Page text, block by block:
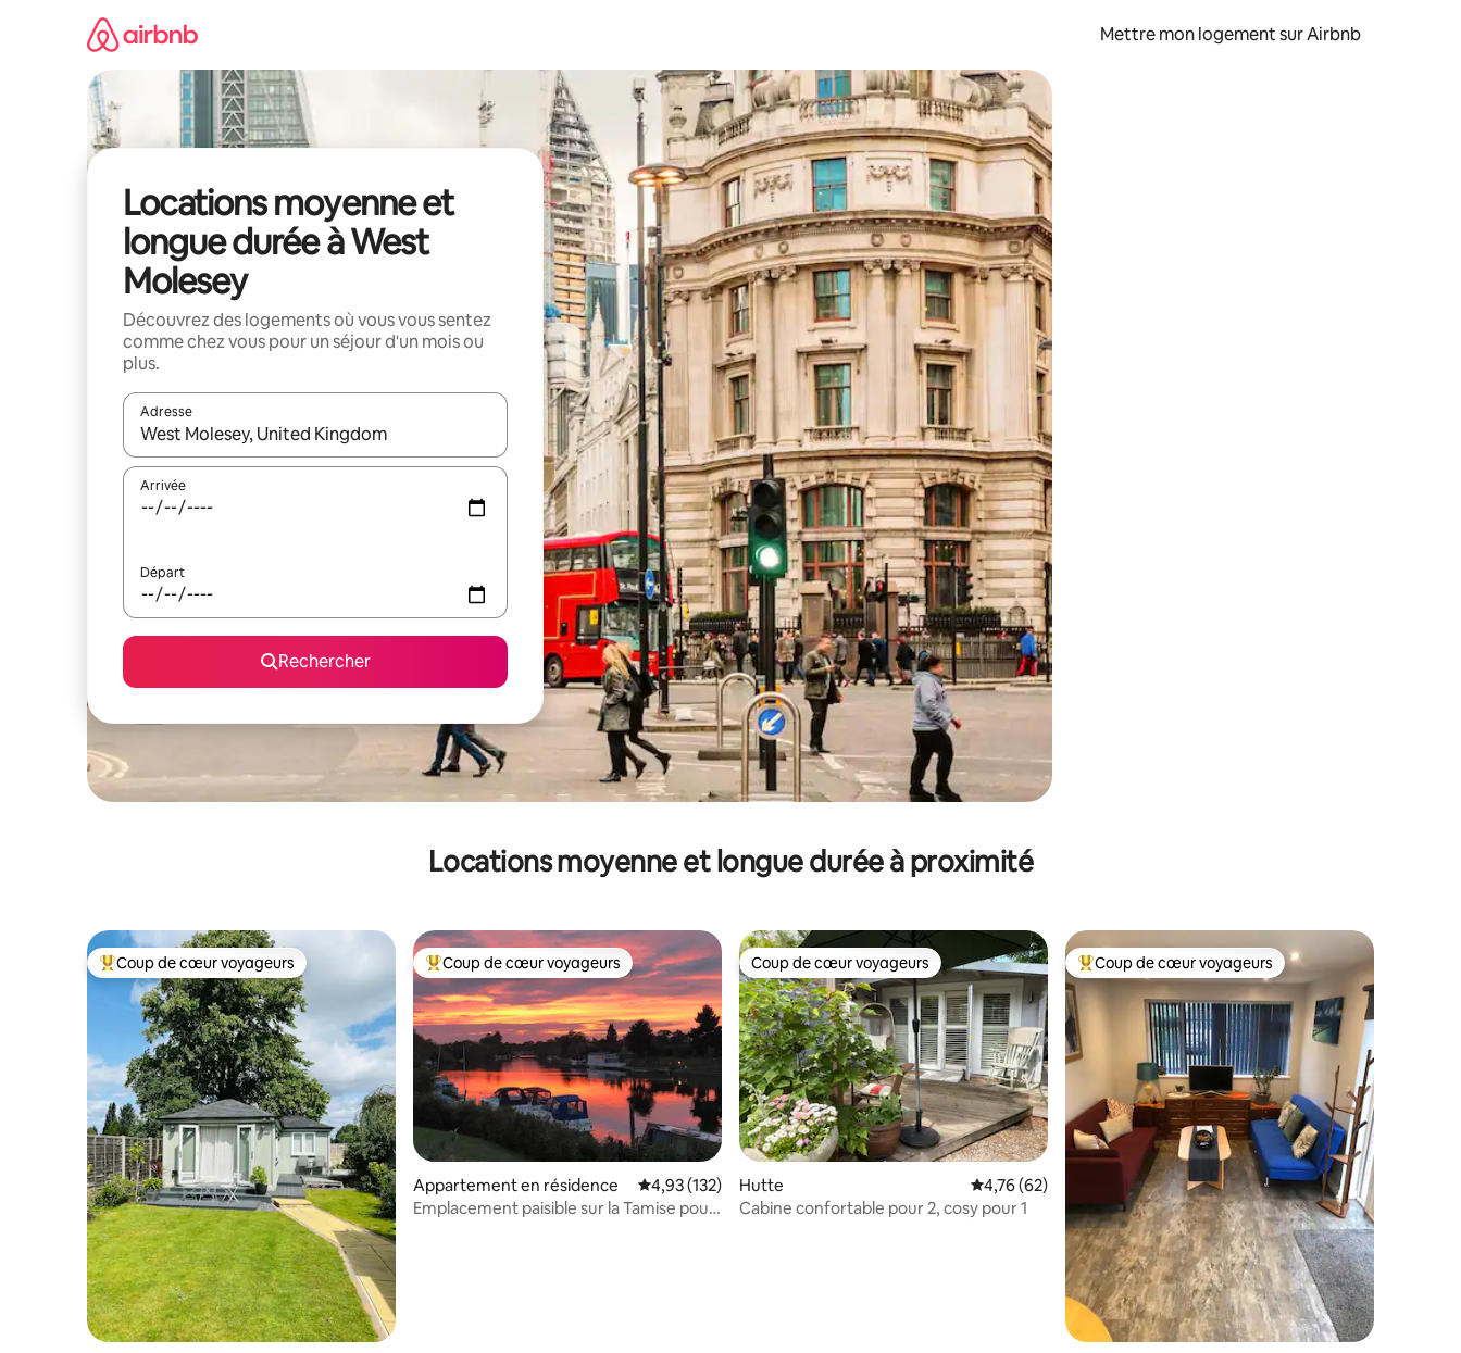
Mettre mon logement sur Airbnb
Locations moyenne et
longue durée à West
Molesey
Découvrez des logements où vous vous sentez
comme chez vous pour un séjour d'un mois ou
plus.
Adresse
Lorsque les résultats s'affichent, utilisez les flèches vers le haut et vers le bas pour les parcourir ou en appuyant et en faisant glisser.
Arrivée
Départ
Rechercher
Locations moyenne et longue durée à proximité
Coups de cœur voyageurs les plus appréciés
Coup de cœur voyageurs Coups de cœur voyageurs les plus appréciés
Coup de cœur voyageurs
Appartement en résidence Évaluation moyenne sur la base de 132 commentaires : 4,93 sur 5
4,93 (132)
Emplacement paisible sur la Tamise pour
Coup de cœur voyageurs
Coup de cœur voyageurs
Hutte Évaluation moyenne sur la base de 62 commentaires : 4,76 sur 5
4,76 (62)
Cabine confortable pour 2, cosy pour 1
Coups de cœur voyageurs les plus appréciés
Coup de cœur voyageurs